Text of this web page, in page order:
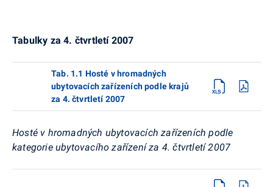
Tabulky za 4. čtvrtletí 2007
Tab. 1.1 Hosté v hromadných
ubytovacích zařízeních podle krajů
za 4. čtvrtletí 2007
Hosté v hromadných ubytovacích zařízeních podle
kategorie ubytovacího zařízení za 4. čtvrtletí 2007